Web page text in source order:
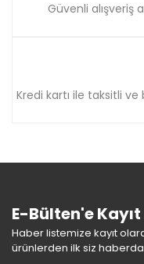
Güvenli alışveriş
Kredi kartı ile taksitli
E-Bülten'e
Haber listemize kayıt
ürünlerden ilk siz